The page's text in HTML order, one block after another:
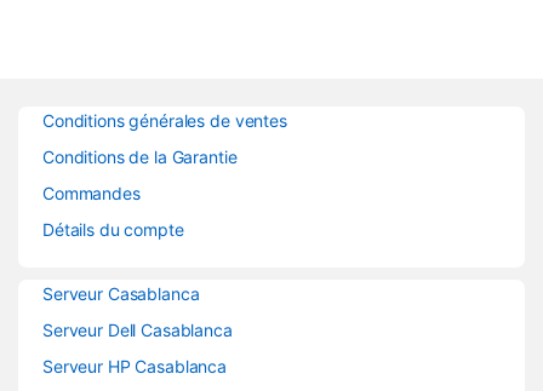
Conditions générales de ventes
Conditions de la Garantie
Commandes
Détails du compte
Serveur Casablanca
Serveur Dell Casablanca
Serveur HP Casablanca